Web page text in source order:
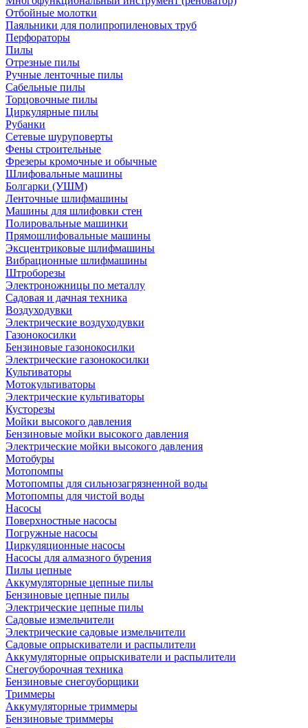
Отбойные молотки
Паяльники для полипропиленовых труб
Перфораторы
Пилы
Отрезные пилы
Ручные ленточные пилы
Сабельные пилы
Торцовочные пилы
Циркулярные пилы
Рубанки
Сетевые шуруповерты
Фены строительные
Фрезеры кромочные и обычные
Шлифовальные машины
Болгарки (УШМ)
Ленточные шлифмашины
Машины для шлифовки стен
Полировальные машинки
Прямошлифовальные машины
Эксцентриковые шлифмашины
Вибрационные шлифмашины
Штроборезы
Электроножницы по металлу
Садовая и дачная техника
Воздуходувки
Электрические воздуходувки
Газонокосилки
Бензиновые газонокосилки
Электрические газонокосилки
Культиваторы
Мотокультиваторы
Электрические культиваторы
Кусторезы
Мойки высокого давления
Бензиновые мойки высокого давления
Электрические мойки высокого давления
Мотобуры
Мотопомпы
Мотопомпы для сильнозагрязненной воды
Мотопомпы для чистой воды
Насосы
Поверхностные насосы
Погружные насосы
Циркуляционные насосы
Насосы для алмазного бурения
Пилы цепные
Аккумуляторные цепные пилы
Бензиновые цепные пилы
Электрические цепные пилы
Садовые измельчители
Электрические садовые измельчители
Садовые опрыскиватели и распылители
Аккумуляторные опрыскиватели и распылители
Снегоуборочная техника
Бензиновые снегоуборщики
Триммеры
Аккумуляторные триммеры
Бензиновые триммеры